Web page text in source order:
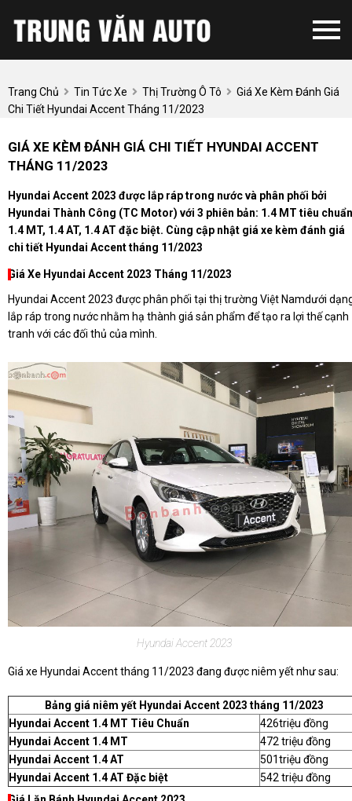
Trang Chủ Tin Tức Xe Thị Trường Ô Tô
Giá Xe Kèm Đánh Giá
Chi Tiết Hyundai Accent Tháng 11/2023
GIÁ XE KÈM ĐÁNH GIÁ CHI TIẾT HYUNDAI ACCENT
THÁNG 11/2023
Hyundai Accent 2023 được lắp ráp trong nước và phân phối bởi
Hyundai Thành Công (TC Motor) với 3 phiên bản: 1.4 MT tiêu
1.4 MT, 1.4 AT, 1.4 AT đặc biệt. Cùng cập nhật giá xe kèm đánh giá
chi tiết Hyundai Accent tháng 11/2023
Giá Xe Hyundai Accent 2023 Tháng 11/2023
Hyundai Accent 2023 được phân phối tại thị trường Việt Namdưới
lắp ráp trong nước nhằm hạ thành giá sản phẩm để tạo ra lợi thế cạnh
tranh với các đối thủ của mình.
Hyundai Accent 2023
Giá xe Hyundai Accent tháng 11/2023 đang được niêm yết như sau:
Bảng giá niêm yết Hyundai Accent 2023 tháng 11/2023
Hyundai Accent 1.4 MT Tiêu Chuẩn
426triệu đồng
Hyundai Accent 1.4 MT
472 triệu đồng
Hyundai Accent 1.4 AT
501triệu đồng
Hyundai Accent 1.4 AT Đặc biệt
542 triệu đồng